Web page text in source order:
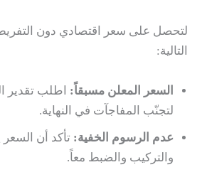
لتحصل على سعر اقتصادي دون التفريط
التالية:
السعر المعلن مسبقاً: اطلب تقدير
لتجنّب المفاجآت في النهاية.
عدم الرسوم الخفية: تأكد أن
والتركيب والضبط معاً.